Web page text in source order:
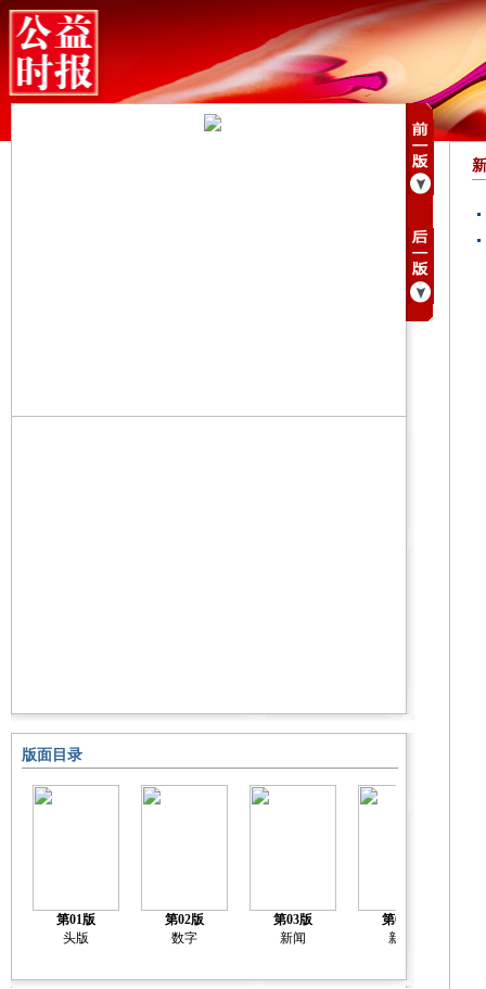
版面目录
第01版
头版
第02版
数字
第03版
新闻
第04版
新闻